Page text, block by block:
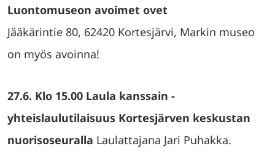
Luontomuseon avoimet ovet
Jääkärintie 80, 62420 Kortesjärvi, Markin museo
on myös avoinna!
27.6. Klo 15.00 Laula kanssain -
yhteislaulutilaisuus Kortesjärven keskustan
nuorisoseuralla Laulattajana Jari Puhakka.